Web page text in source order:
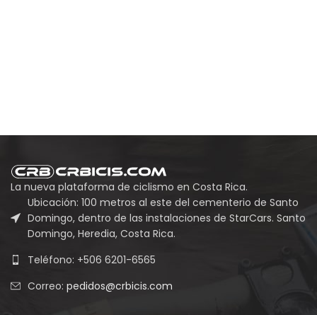
La nueva plataforma de ciclismo en Costa Rica.
Ubicación: 100 metros al este del cementerio de Santo
Domingo, dentro de las instalaciones de StarCars. Santo
Domingo, Heredia, Costa Rica.
Teléfono: +506 6201-6565
Correo: pedidos@crbicis.com